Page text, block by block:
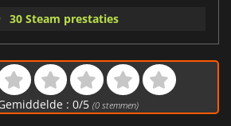
30 Steam prestaties
: 0/5 (0stemmen)